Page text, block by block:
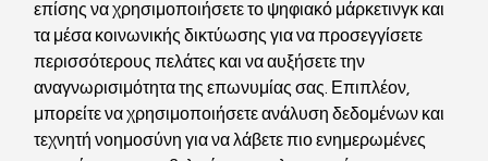
επίσης να χρησιμοποιήσετε το ψηφιακό μάρκετινγκ και
τα μέσα κοινωνικής δικτύωσης για να προσεγγίσετε
περισσότερους πελάτες και να αυξήσετε την
αναγνωρισιμότητα της επωνυμίας σας. Επιπλέον,
μπορείτε να χρησιμοποιήσετε ανάλυση δεδομένων και
τεχνητή νοημοσύνη για να λάβετε πιο ενημερωμένες